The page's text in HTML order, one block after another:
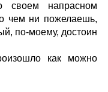
своем напрасном
чем ни пожелаешь,
по-моему, достоин
как можно